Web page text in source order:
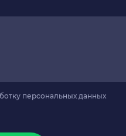
персональных данных